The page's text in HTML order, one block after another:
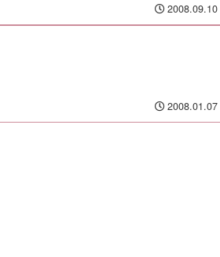
2008.09.10
2008.01.07